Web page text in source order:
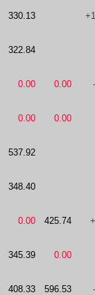
330.13
322.84
0.00 0.00
0.00 0.00
537.92
348.40
0.00 425.74
345.39 0.00
408.33 596.53